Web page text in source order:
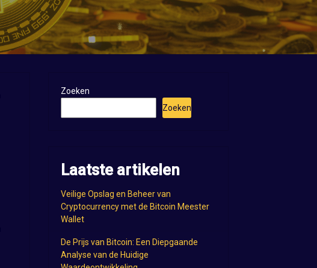
Zoeken
Zoeken
Laatste artikelen
Veilige Opslag en Beheer van
Cryptocurrency met de Bitcoin Meester
Wallet
De Prijs van Bitcoin: Een Diepgaande
Analyse van de Huidige